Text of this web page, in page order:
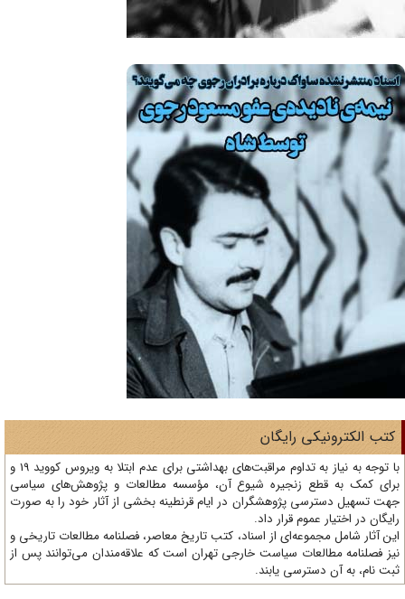
الکترونیکی رایگان
با توجه به نیاز به تداوم مراقبت‌های بهداشتی برای عدم ابتلا به ویروس کووید 19 و
کمک به قطع زنجیره شیوع آن، مؤسسه مطالعات و پژوهش‌های سیاسی
تسهیل دسترسی پژوهشگران در ایام قرنطینه بخشی از آثار خود را به صورت
در اختیار عموم قرار داد.
آثار شامل مجموعه‌ای از اسناد، کتب تاریخ معاصر، فصلنامه‌ مطالعات تاریخی و
فصلنامه مطالعات سیاست خارجی تهران است که علاقه‌مندان می‌توانند پس از
نام، به آن دسترسی یابند.